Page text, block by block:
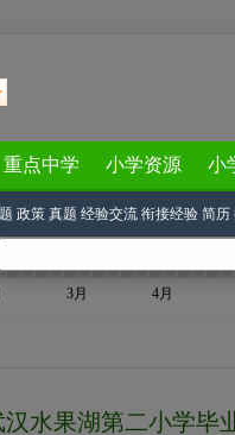
重点中学 小学资源 小
政策 真题 经验交流 衔接经验 简历
3月 4月
汉水果湖第二小学毕